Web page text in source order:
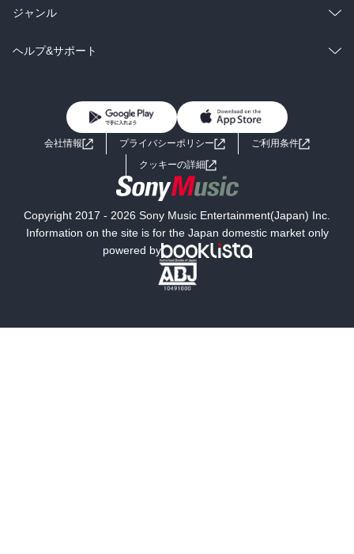
BL・TL
雑誌・グラビア
BL・TL
ラノベ
雑誌・グラビア
総合
ラノベ
ジャンル
コミック
ライトノベル 男子向けラノベ
小説
海外小説
ミステリー SF
文学
ヘルプ&サポート
よくあるご質問 お問い合わせ
会社情報 プライバシーポリシー
ご利用条件
クッキーの詳細
Copyright 2017 - 2026 Sony Music Entertainment(Japan) Inc.
Information on the site is for the Japan domestic market only
powered by